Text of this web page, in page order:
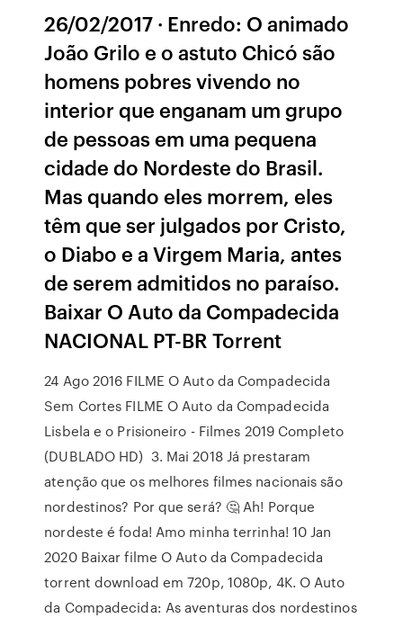
26/02/2017 · Enredo: O animado
João Grilo e o astuto Chicó são
homens pobres vivendo no
interior que enganam um grupo
de pessoas em uma pequena
cidade do Nordeste do Brasil.
Mas quando eles morrem, eles
têm que ser julgados por Cristo,
o Diabo e a Virgem Maria, antes
de serem admitidos no paraíso.
Baixar O Auto da Compadecida
NACIONAL PT-BR Torrent
24 Ago 2016 FILME O Auto da Compadecida
Sem Cortes FILME O Auto da Compadecida
Lisbela e o Prisioneiro - Filmes 2019 Completo
(DUBLADO HD) 3. Mai 2018 Já prestaram
atenção que os melhores filmes nacionais são
nordestinos? Por que será? 🤔 Ah! Porque
nordeste é foda! Amo minha terrinha! 10 Jan
2020 Baixar filme O Auto da Compadecida
torrent download em 720p, 1080p, 4K. O Auto
da Compadecida: As aventuras dos nordestinos